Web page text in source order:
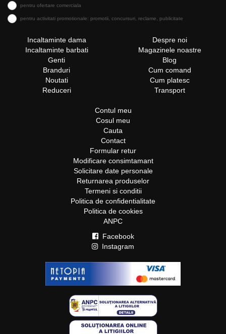
pentru ofertare comerciala
pentru activitati promotionale: promotii, concursuri, reclame, publicitate
Incaltaminte dama
Incaltaminte barbati
Genti
Branduri
Noutati
Reduceri
Despre noi
Magazinele noastre
Blog
Cum comand
Cum platesc
Transport
Contul meu
Cosul meu
Cauta
Contact
Formular retur
Modificare consimtamant
Solicitare date personale
Returnarea produselor
Termeni si conditii
Politica de confidentialitate
Politica de cookies
ANPC
Facebook
Instagram